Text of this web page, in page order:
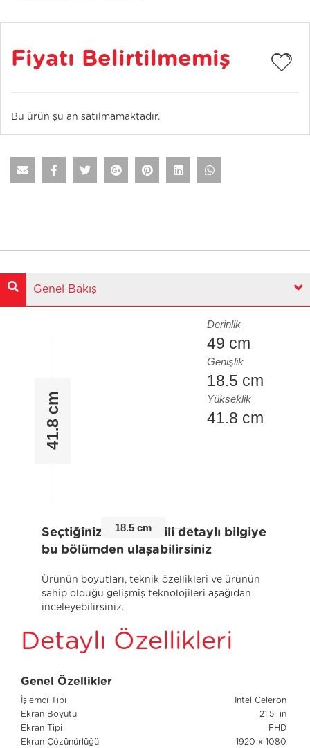
Fiyatı Belirtilmemiş
Bu ürün şu an satılmamaktadır.
Genel Bakış
41.8 cm
18.5 cm
Derinlik
49 cm
Genişlik
18.5 cm
Yükseklik
41.8 cm
Seçtiğiniz ürünle ilgili detaylı bilgiye
bu bölümden ulaşabilirsiniz
Ürünün boyutları, teknik özellikleri ve ürünün
sahip olduğu gelişmiş teknolojileri aşağıdan
inceleyebilirsiniz.
Detaylı Özellikleri
Genel Özellikler
İşlemci Tipi
Intel Celeron
Ekran Boyutu
21.5 in
Ekran Tipi
FHD
Ekran Çözünürlüğü
1920 x 1080